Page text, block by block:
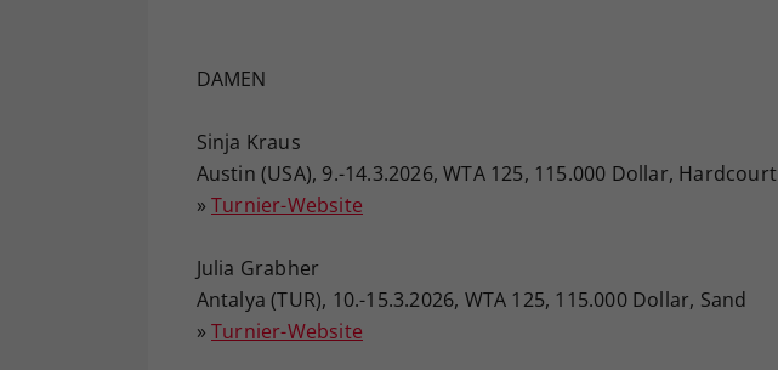
DAMEN
Sinja Kraus
Austin (USA), 9.-14.3.2026, WTA 125, 115.000 Dollar, Hardcourt
» Turnier-Website
Julia Grabher
Antalya (TUR), 10.-15.3.2026, WTA 125, 115.000 Dollar, Sand
» Turnier-Website